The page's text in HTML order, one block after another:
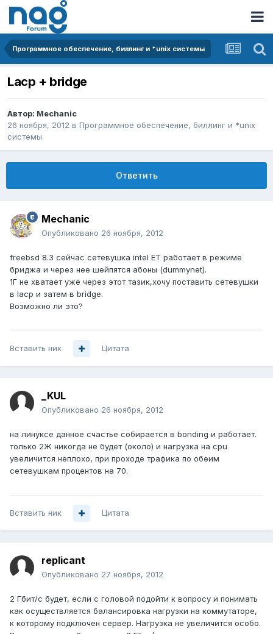
Программное обеспечение, биллинг и *unix системы
Lacp + bridge
Автор: Mechanic
26 ноября, 2012 в Программное обеспечение, биллинг и *unix
системы
Ответить
Mechanic
Опубликовано 26 ноября, 2012
freebsd 8.3 сейчас сетевушка intel ET работает в режиме
бриджа и через нее шейпятся абоны (dummynet).
1Г не хватает уже через этот тазик,хочу поставить сетевушки
в lacp и затем в bridge.
Возможно ли это?
Вставить ник Цитата
_KUL
Опубликовано 26 ноября, 2012
на линуксе данное счастье собирается в bonding и работает.
только 2Ж никогда не будет (около) и нагрузка на cpu
увеличится неплохо, при проходе трафика по обеим
сетевушкам процентов на 70.
Вставить ник Цитата
replicant
Опубликовано 27 ноября, 2012
2 Гбит/с будет, если с головой подойти к вопросу и понимать
как осуществляется балансировка нагрузки на коммутаторе,
к которому подключен сервер. Нагрузка не увеличится особо.